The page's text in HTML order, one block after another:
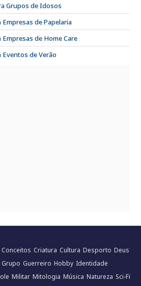
Grupos de Idosos
de Papelaria
de Home Care
Eventos de Verão
Conceitos Criatura Cultura Desporto Deus
Grupo Guerreiro Hobby Identidade
Militar Mitologia Música Natureza Sci-Fi